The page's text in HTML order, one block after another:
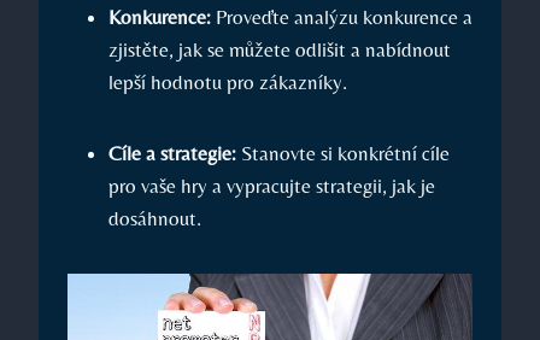
Konkurence: Proveďte analýzu konkurence a
zjistěte, jak se můžete odlišit a nabídnout
lepší hodnotu pro zákazníky.
Cíle a strategie: Stanovte si konkrétní cíle
pro vaše hry a vypracujte strategii, jak je
dosáhnout.